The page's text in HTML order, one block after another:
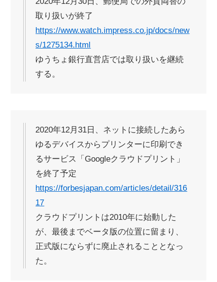
取り扱いが終了
https://www.watch.impress.co.jp/docs/new
s/1275134.html
ゆうちょ銀行直営店では取り扱いを継続
する。
2020年12月31日、ネットに接続したあら
ゆるデバイスからプリンターに印刷でき
るサービス「Googleクラウドプリント」
を終了予定
https://forbesjapan.com/articles/detail/316
17
クラウドプリントは2010年に始動した
が、最後までベータ版の位置に留まり、
正式版にならずに廃止されることとなっ
た。